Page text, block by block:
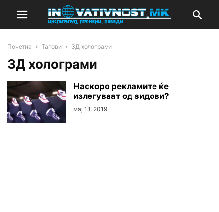
Почетна Тагови 3Д холограми
3Д холограми
Наскоро рекламите ќе
излегуваат од ѕидови?
мај 18, 2019